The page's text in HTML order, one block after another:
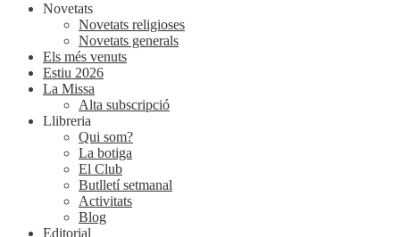
Novetats
Novetats religioses
Novetats generals
Els més venuts
Estiu 2026
La Missa
Alta subscripció
Llibreria
Qui som?
La botiga
El Club
Butlletí setmanal
Activitats
Blog
Editorial